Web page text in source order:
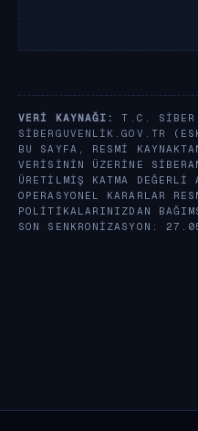
VERI KAYNAĞI:
T.C. SIBER
SIBERGUVENLIK.GOV.TR
BU SAYFA, RESMI
VERISININ ÜZERINE
ÜRETILMIŞ KATMA
OPERASYONEL KARARLAR
POLITIKALARINIZDAN
SON SENKRONIZASYON: